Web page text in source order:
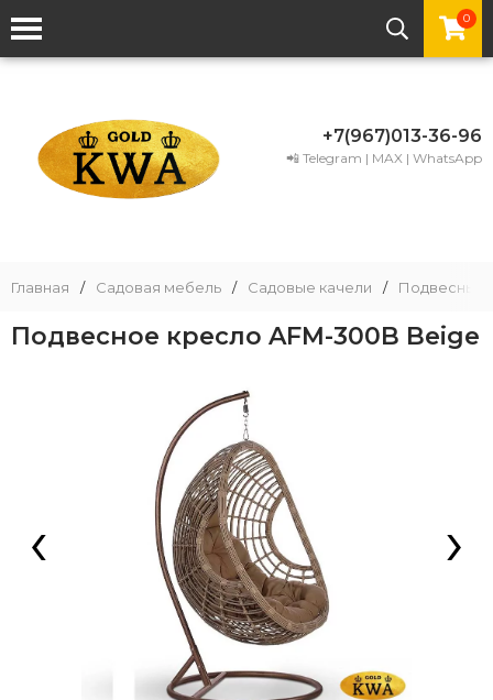
0
+7(967)013-36-96
📲 Telegram | MAX | WhatsApp
Главная / Садовая мебель / Садовые качели / Подвесные
Подвесное кресло AFM-300B Beige
‹ ›